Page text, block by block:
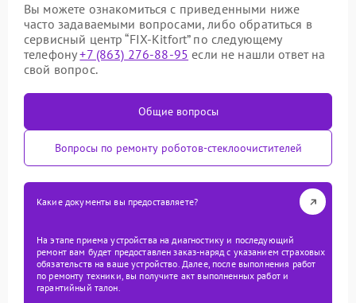
Вы можете ознакомиться с приведенными ниже
часто задаваемыми вопросами, либо обратиться в
сервисный центр “FIX-Kitfort” по следующему
телефону+7 (863) 276-88-95 если не нашли ответ на
свой вопрос.
Общие вопросы
Вопросы по ремонту роботов-стеклоочистителей
Какие документы вы предоставляете?
На этапе приема устройства на диагностику и последующий
ремонт вам будет предоставлен заказ-наряд с указанием страховых
обязательств на ваше устройство. Далее, после выполнения работ
по ремонту техники, вы получите акт выполненных работ и
гарантийный талон.